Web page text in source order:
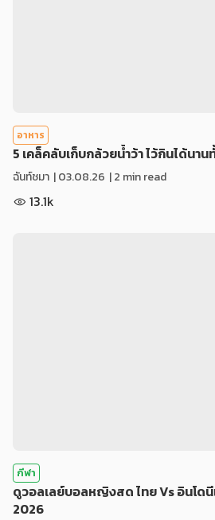
อาหาร
5 เคล็คลับเก็บกล้วยน้ำว้า ไว้กินได้นาน
ฉันท์ชมา |03.08.26 | 2 min read
13.1k
กีฬา
ดูวอลเลย์บอลหญิงสด ไทย Vs อินโด
2026